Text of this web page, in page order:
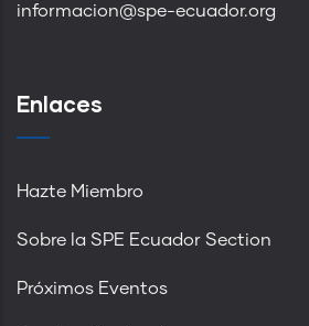
informacion@spe-ecuador.org
Enlaces
Hazte Miembro
Sobre la SPE Ecuador Section
Próximos Eventos